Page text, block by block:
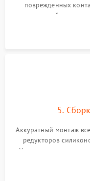
поврежденных
двигателей,
лидара или помпы
5.
Аккуратный монтаж
редукторов
Установка новых
микрофибры,